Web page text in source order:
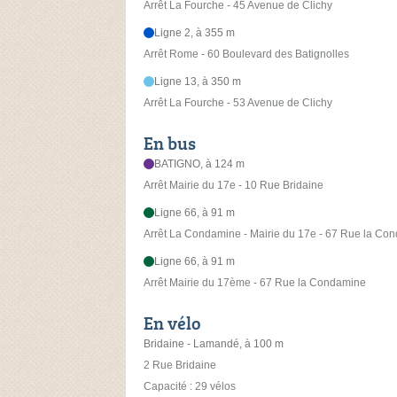
Arrêt La Fourche - 45 Avenue de Clichy
Ligne 2, à 355 m
Arrêt Rome - 60 Boulevard des Batignolles
Ligne 13, à 350 m
Arrêt La Fourche - 53 Avenue de Clichy
En bus
BATIGNO, à 124 m
Arrêt Mairie du 17e - 10 Rue Bridaine
Ligne 66, à 91 m
Arrêt La Condamine - Mairie du 17e - 67 Rue la
Ligne 66, à 91 m
Arrêt Mairie du 17ème - 67 Rue la Condamine
En vélo
Bridaine - Lamandé, à 100 m
2 Rue Bridaine
Capacité : 29 vélos